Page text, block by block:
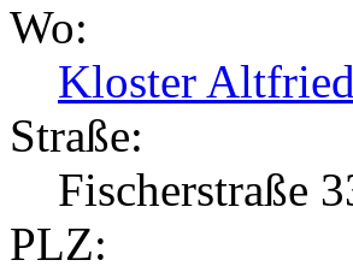
Wo:
Kloster
Straße:
Fischerstraße
PLZ: